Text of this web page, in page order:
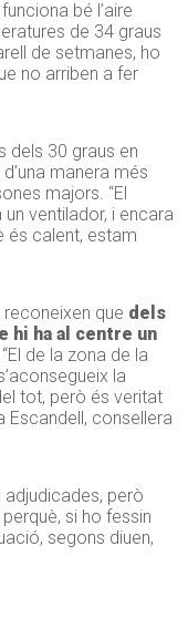
bé l’aire
de 34 graus
de setmanes, ho
no arriben a fer
dels 30 graus en
manera més
majors. “El
ventilador, i encara
és calent, estam
reconeixen que dels
hi ha al centre un
. “El de la zona de la
la
tot, però és veritat
Escandell, consellera
adjudicades, però
si ho fessin
segons diuen,